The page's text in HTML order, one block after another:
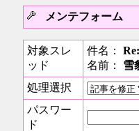
メンテフォーム
対象スレ
ッド
件名：
名前： 雪
処理選択
パスワー
ド